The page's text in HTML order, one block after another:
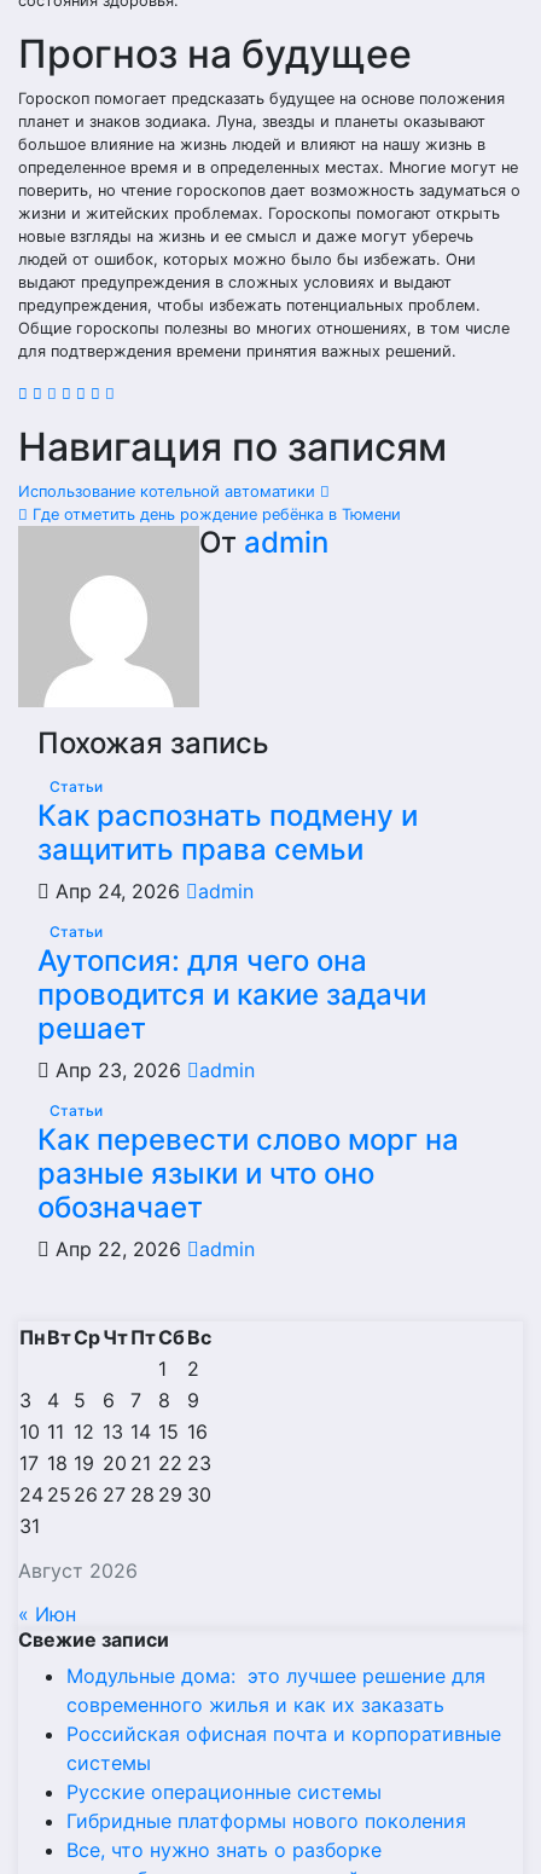
Прогноз на будущее
Гороскоп помогает предсказать будущее на основе положения
планет и знаков зодиака. Луна, звезды и планеты оказывают
большое влияние на жизнь людей и влияют на нашу жизнь в
определенное время и в определенных местах. Многие могут не
поверить, но чтение гороскопов дает возможность задуматься о
жизни и житейских проблемах. Гороскопы помогают открыть
новые взгляды на жизнь и ее смысл и даже могут уберечь
людей от ошибок, которых можно было бы избежать. Они
выдают предупреждения в сложных условиях и выдают
предупреждения, чтобы избежать потенциальных проблем.
Общие гороскопы полезны во многих отношениях, в том числе
для подтверждения времени принятия важных решений.
Навигация по записям
Использование котельной автоматики
Где отметить день рождение ребёнка в Тюмени
От admin
Похожая запись
Статьи
Как распознать подмену и
защитить права семьи
Апр 24, 2026 admin
Статьи
Аутопсия: для чего она
проводится и какие задачи
решает
Апр 23, 2026 admin
Статьи
Как перевести слово морг на
разные языки и что оно
обозначает
Апр 22, 2026 admin
Август 2026
ПнВтСрЧтПтСбВс
1
2
3
4 5 6 7 8
9
10 11 12 13 14 15 16
17 18 19 20 21 22 23
24 25 26 27 28 29 30
31
« Июн
Свежие записи
Модульные дома: это лучшее решение для
современного жилья и как их заказать
Российская офисная почта и корпоративные
системы
Русские операционные системы
Гибридные платформы нового поколения
Все, что нужно знать о разборке